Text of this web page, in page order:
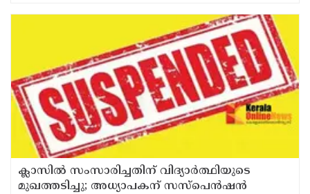
ക്ലാസിൽ സംസാരിച്ചതിന് വിദ്യാര്‍ത്ഥിയുടെ
മുഖത്തടിച്ചു; അധ്യാപകന് സസ്പെൻഷൻ